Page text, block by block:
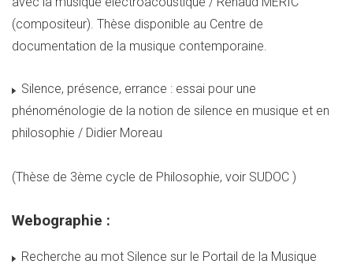
(compositeur). Thèse disponible au Centre de
documentation de la musique contemporaine.
Silence, présence, errance : essai pour une
phénoménologie de la notion de silence en musique et en
philosophie / Didier Moreau
(Thèse de 3ème cycle de Philosophie, voir SUDOC )
Webographie :
Recherche au mot Silence sur le Portail de la Musique